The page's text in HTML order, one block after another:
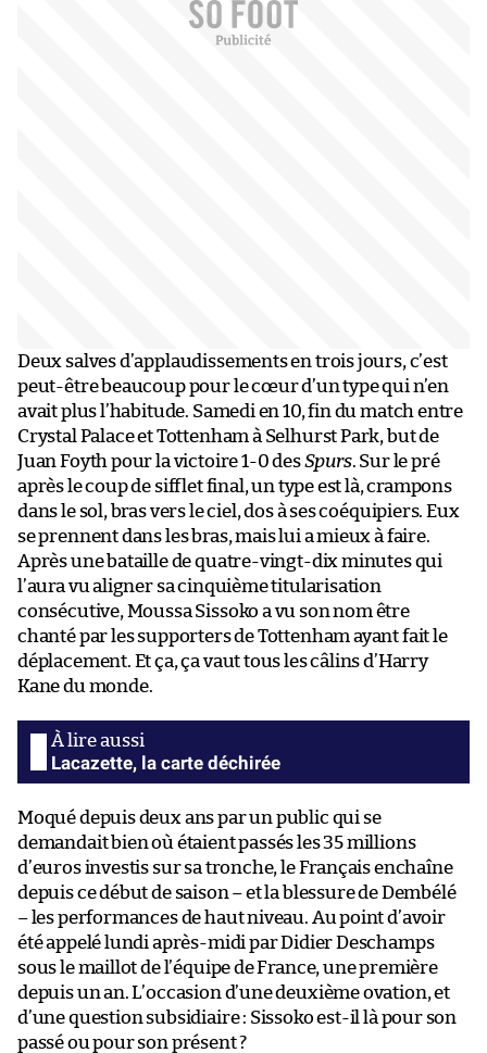
Deux salves d’applaudissements en trois jours, c’est
peut-être beaucoup pour le cœur d’un type qui n’en
avait plus l’habitude. Samedi en 10, fin du match entre
Crystal Palace et Tottenham à Selhurst Park, but de
Juan Foyth pour la victoire 1-0 desSpurs. Sur le pré
après le coup de sifflet final, un type est là, crampons
dans le sol, bras vers le ciel, dos à ses coéquipiers. Eux
se prennent dans les bras, mais lui a mieux à faire.
Après une bataille de quatre-vingt-dix minutes qui
l’aura vu aligner sa cinquième titularisation
consécutive, Moussa Sissoko a vu son nom être
chanté par les supporters de Tottenham ayant fait le
déplacement. Et ça, ça vaut tous les câlins d’Harry
Kane du monde.
Lacazette, la carte déchirée
Moqué depuis deux ans par un public qui se
demandait bien où étaient passés les 35 millions
d’euros investis sur sa tronche, le Français enchaîne
depuis ce début de saison – et la blessure de Dembélé
– les performances de haut niveau. Au point d’avoir
été appelé lundi après-midi par Didier Deschamps
sous le maillot de l’équipe de France, une première
depuis un an. L’occasion d’une deuxième ovation, et
d’une question subsidiaire : Sissoko est-il là pour son
passé ou pour son présent ?